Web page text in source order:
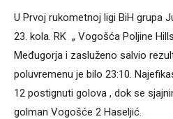
U Prvoj rukometnoj ligi BiH grupa
23. kola. RK „ Vogošća Poljine
Međugorja i zasluženo salvio
poluvremenu je bilo 23:10.
12 postignuti golova , dok se
golman Vogošće 2 Haseljić.